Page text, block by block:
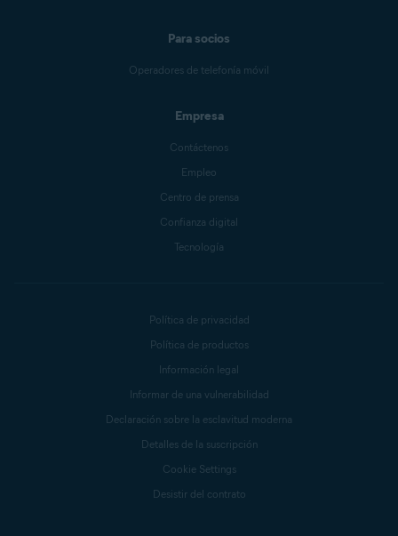
Para socios
Operadores de telefonía móvil
Empresa
Contáctenos
Empleo
Centro de prensa
Confianza digital
Tecnología
Política de privacidad
Política de productos
Información legal
Informar de una vulnerabilidad
Declaración sobre la esclavitud moderna
Detalles de la suscripción
Cookie Settings
Desistir del contrato